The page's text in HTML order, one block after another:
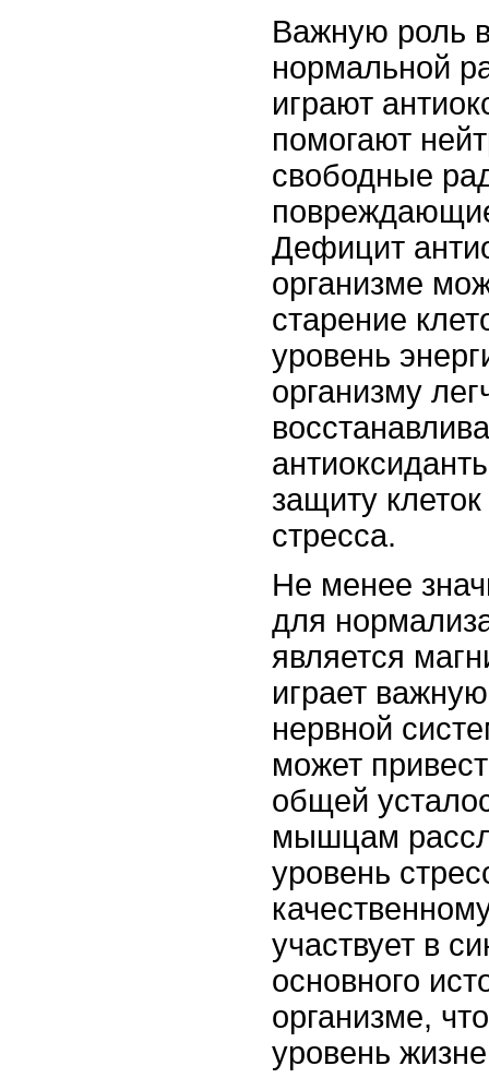
Важную роль
нормальной
играют
помогают
свободные
Дефицит
организме
старение
уровень
организму
защиту
стресса.
Не менее
для
является
играет
нервной
может
общей
мышцам
уровень
участвует в
основного
организме,
уровень